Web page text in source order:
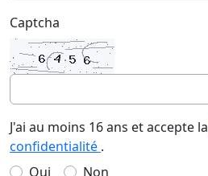
Captcha
J'ai au moins 16 ans et accepte la
confidentialité .
Oui
Non